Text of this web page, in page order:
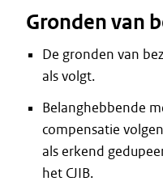
Gronden van
De gronden van
als volgt.
Belanghebbende
compensatie
als erkend
het CJIB.